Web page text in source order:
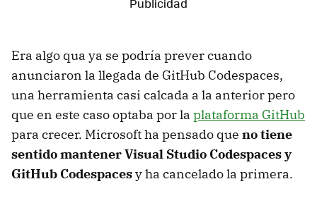
Era algo qua ya se podría prever cuando
anunciaron la llegada de GitHub Codespaces,
una herramienta casi calcada a la anterior pero
que en este caso optaba por la plataforma GitHub
para crecer. Microsoft ha pensado que no tiene
sentido mantener Visual Studio Codespaces y
GitHub Codespacesy ha cancelado la primera.